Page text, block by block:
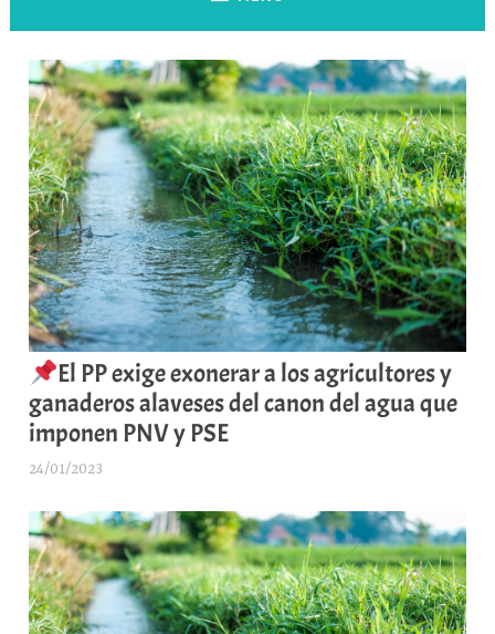
El PP exige exonerar a los agricultores y
ganaderos alaveses del canon del agua que
imponen PNV y PSE
24/01/2023
a
b
a